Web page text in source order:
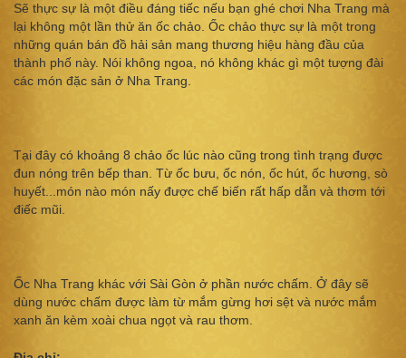
Sẽ thực sự là một điều đáng tiếc nếu bạn ghé chơi Nha Trang mà
lại không một lần thử ăn ốc chảo. Ốc chảo thực sự là một trong
những quán bán đồ hải sản mang thương hiệu hàng đầu của
thành phố này. Nói không ngoa, nó không khác gì một tượng đài
các món đặc sản ở Nha Trang.
Tại đây có khoảng 8 chảo ốc lúc nào cũng trong tình trạng được
đun nóng trên bếp than. Từ ốc bưu, ốc nón, ốc hút, ốc hương, sò
huyết...món nào món nấy được chế biến rất hấp dẫn và thơm tới
điếc mũi.
Ốc Nha Trang khác với Sài Gòn ở phần nước chấm. Ở đây sẽ
dùng nước chấm được làm từ mắm gừng hơi sệt và nước mắm
xanh ăn kèm xoài chua ngọt và rau thơm.